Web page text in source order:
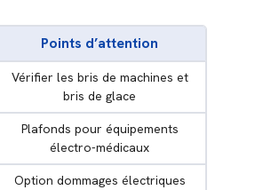
Points d’attention
Vérifier les bris de machines et
bris de glace
Plafonds pour équipements
électro-médicaux
Option dommages électriques